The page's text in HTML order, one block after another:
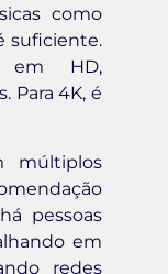
como
suficiente.
em HD,
Para 4K, é
múltiplos
pessoas
em
redes